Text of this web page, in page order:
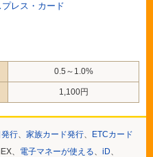
レス・カード
0.5～1.0%
1,100円
行、 家族カード発行、 ETCカード
、 電子マネーが使える、 iD、